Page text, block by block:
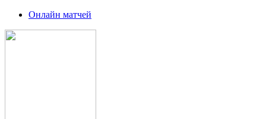
Онлайн матчей